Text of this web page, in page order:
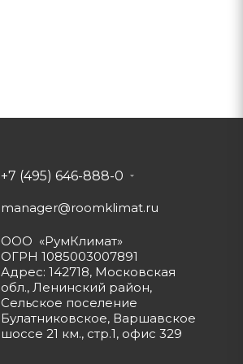
+7 (495) 646-888-0
manager@roomklimat.ru
ООО «РумКлимат»
ОГРН 1085003007891
Адрес: 142718, Московская
обл., Ленинский район,
Сельское поселение
Булатниковское, Варшавское
шоссе 21 км., стр.1, офис 329